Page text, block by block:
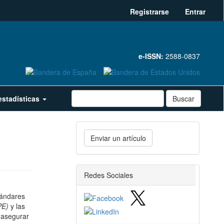
e-ISSN: 2588-0837
Registrarse Entrar
Buscar
y las
Enviar
un
artículo
Enviar un artículo
redes_sociales
Redes Sociales